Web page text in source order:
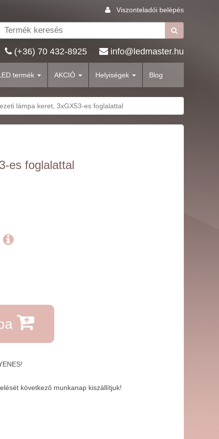
Viszonteladói belépés
(+36) 70 432-8925 info@ledmaster.hu
termék AKCIÓ Helyiségek Blog
lámpa keret, 3xGX53-es foglalattal
es foglalattal
következő munkanap kiszállítjuk!